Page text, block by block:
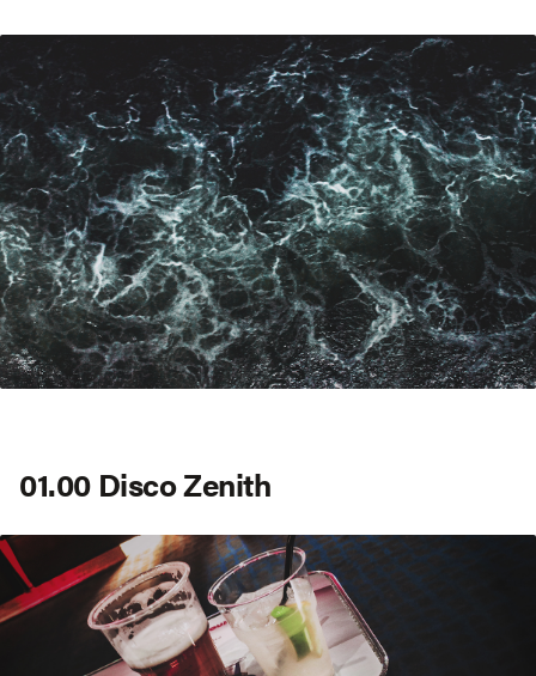
01.00 Disco Zenith